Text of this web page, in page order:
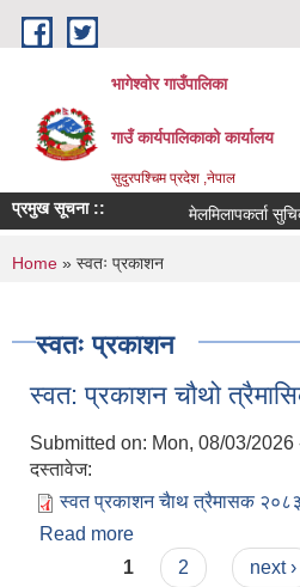
Skip to main content
भागेश्वोर गाउँपालिका
गाउँ कार्यपालिकाको कार्यालय
सुदुरपश्चिम प्रदेश ,नेपाल
प्रमुख सूचना :: मेलमिलापकर्ता
You are here
Home » स्वतः प्रकाशन
स्वतः प्रकाशन
स्वत: प्रकाशन चौथो
Submitted on: Mon, 08/03/2026
दस्तावेज:
स्वत प्रकाशन चैाथ त्रैमासक
Read more
Pages
1 2 next ›